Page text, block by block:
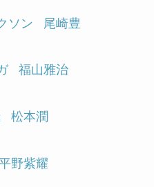
ソン 尾崎豊
福山雅治
松本潤
野紫耀